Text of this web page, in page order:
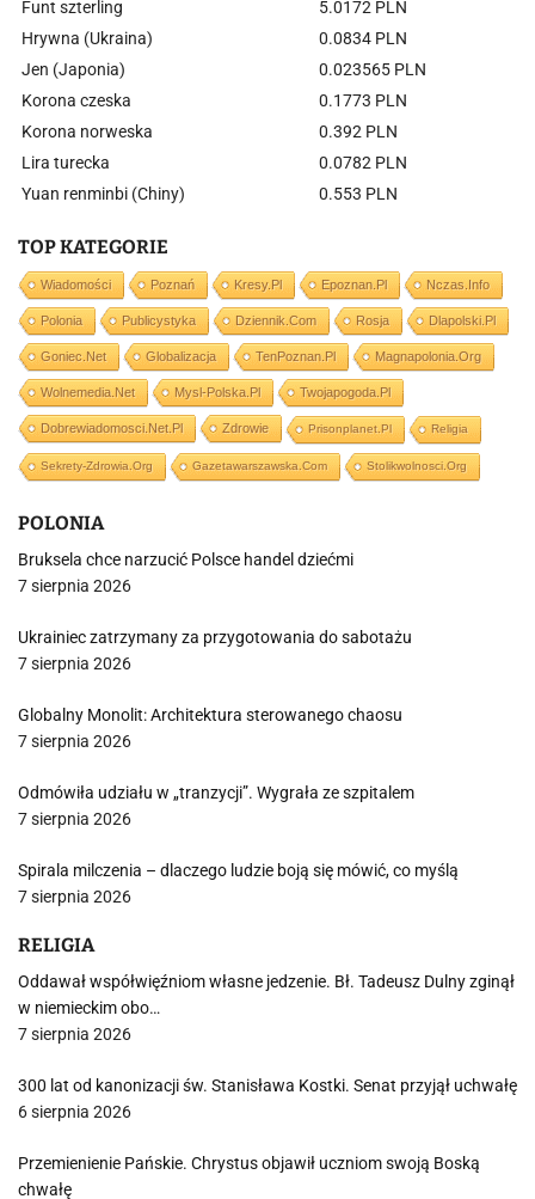
Funt szterling
5.0172 PLN
Hrywna (Ukraina)
0.0834 PLN
Jen (Japonia)
0.023565 PLN
Korona czeska
0.1773 PLN
Korona norweska
0.392 PLN
Lira turecka
0.0782 PLN
Yuan renminbi (Chiny)
0.553 PLN
TOP KATEGORIE
Wiadomości Poznań Kresy.pl Epoznan.pl Nczas.info
Polonia Publicystyka Dziennik.com Rosja Dlapolski.pl
Goniec.net Globalizacja TenPoznan.pl Magnapolonia.org
Wolnemedia.net Mysl-Polska.pl Twojapogoda.pl
Dobrewiadomosci.net.pl Zdrowie Prisonplanet.pl Religia
Sekrety-Zdrowia.org Gazetawarszawska.com Stolikwolnosci.org
POLONIA
Bruksela chce narzucić Polsce handel dziećmi
7 sierpnia 2026
Ukrainiec zatrzymany za przygotowania do sabotażu
7 sierpnia 2026
Globalny Monolit: Architektura sterowanego chaosu
7 sierpnia 2026
Odmówiła udziału w „tranzycji”. Wygrała ze szpitalem
7 sierpnia 2026
Spirala milczenia – dlaczego ludzie boją się mówić, co myślą
7 sierpnia 2026
RELIGIA
Oddawał współwięźniom własne jedzenie. Bł. Tadeusz Dulny zginął
w niemieckim obo…
7 sierpnia 2026
300 lat od kanonizacji św. Stanisława Kostki. Senat przyjął uchwałę
6 sierpnia 2026
Przemienienie Pańskie. Chrystus objawił uczniom swoją Boską
chwałę